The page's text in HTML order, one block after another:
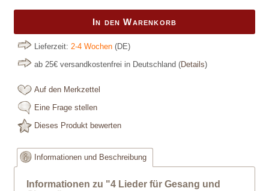
In den Warenkorb
Lieferzeit: 2-4 Wochen (DE)
ab 25€ versandkostenfrei in Deutschland (Details)
Auf den Merkzettel
Eine Frage stellen
Dieses Produkt bewerten
Informationen und Beschreibung
Informationen zu "4 Lieder für Gesang und